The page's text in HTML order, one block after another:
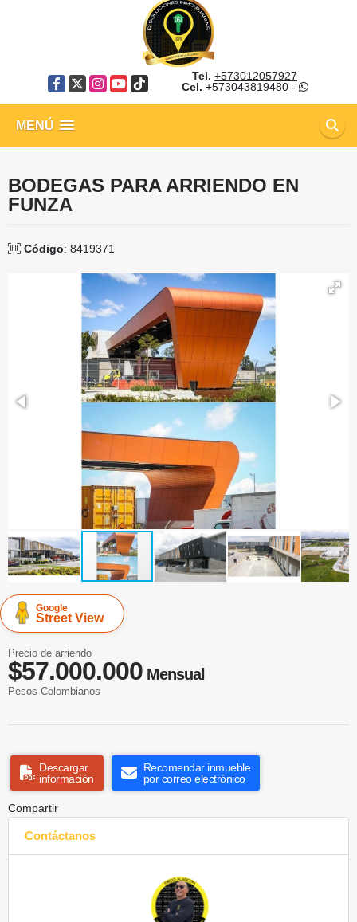
Facebook
X Instagram
YouTube
TikTok
Tel. +573012057927
Cel. +573043819480-
MENÚ
BODEGAS PARA ARRIENDO EN
FUNZA
Código: 8419371
Google
Street View
Precio de arriendo
$57.000.000 Mensual
Pesos Colombianos
Descargar
información
Recomendar inmueble
por correo electrónico
Compartir
Contáctanos